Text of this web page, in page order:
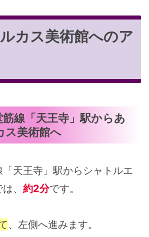
カス美術館へのア
線「天王寺」駅からあ
ス美術館へ
天王寺」駅からシャトルエ
、 約2分です。
、左側へ進みます。